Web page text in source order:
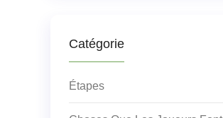
Catégorie
Étapes